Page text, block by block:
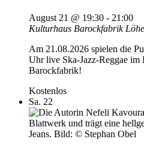
August 21 @ 19:30 - 21:00
Kulturhaus Barockfabrik
Am 21.08.2026 spielen die
Uhr live Ska-Jazz-Reggae im
Barockfabrik!
Kostenlos
Sa. 22